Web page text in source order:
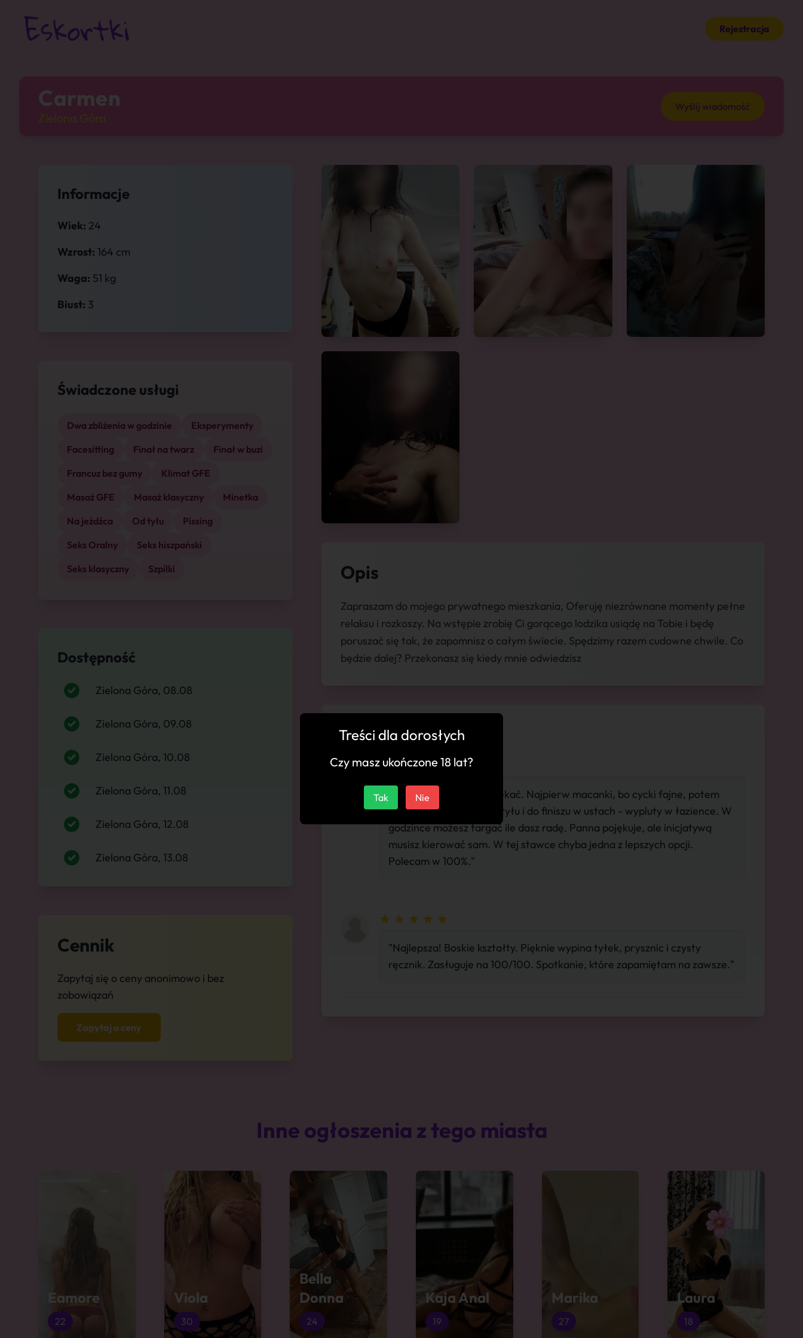
Rejestracja
Carmen Wyślij wiadomość
Informacje
Wiek: 24
Wzrost: 164 cm
Waga: 51 kg
Biust: 3
Świadczone usługi
Dwa zbliżenia w godzinie
Eksperymenty
Facesitting
Finał na twarz
Finał w buzi
Francuz bez gumy
Klimat GFE
Masaż GFE
Masaż klasyczny
Minetka
Na jeźdźca
Od tyłu
Pissing
Seks Oralny
Seks hiszpański
Seks klasyczny
Szpilki
Dostępność
Zielona Góra, 08.08
Zielona Góra, 09.08
Zielona Góra, 10.08
Zielona Góra, 11.08
Zielona Góra, 12.08
Zielona Góra, 13.08
Cennik
Zapytaj się o ceny anonimowo i bez
zobowiązań
Zapytaj o ceny
Opis
Zapraszam do mojego prywatnego mieszkania, Oferuję niezrównane momenty pełne
relaksu i rozkoszy. Na wstępie zrobię Ci gorącego lodzika usiądę na Tobie i będę
poruszać się tak, że zapomnisz o całym świecie. Spędzimy razem cudowne chwile. Co
będzie dalej? Przekonasz się kiedy mnie odwiedzisz
💬 Komentarze
"W akcji nie ma co narzekać. Najpierw macanki, bo cycki fajne, potem
francuz dalej klasyk, od tyłu i do finiszu w ustach - wypluty w łazience. W
godzince możesz targać ile dasz radę. Panna pojękuje, ale inicjatywą
musisz kierować sam. W tej stawce chyba jedna z lepszych opcji.
Polecam w 100%."
"Najlepsza! Boskie kształty. Pięknie wypina tyłek, prysznic i czysty
ręcznik. Zasługuje na 100/100. Spotkanie, które zapamiętam na zawsze."
Inne ogłoszenia z tego miasta
Eamore
22
Viola
30
Bella
Donna
24
Kaja Anal
19
Marika
27
Laura
18
Treści dla dorosłych
Czy masz ukończone 18 lat?
Tak Nie